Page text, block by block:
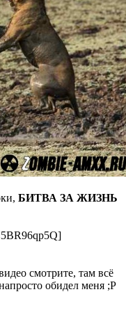
БИТВА ЗА ЖИЗНЬ
смотрите, там всё
обидел меня ;P